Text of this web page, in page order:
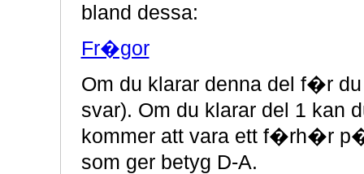
bland dessa:
Fr�gor
Om du klarar denna del f�r
svar). Om du klarar del 1
kommer att vara ett f�rh�r
som ger betyg D-A.